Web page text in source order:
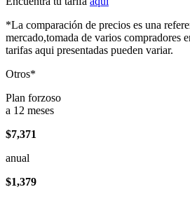
*La comparación de precios es una
mercado,tomada de varios compradores
tarifas aqui presentadas pueden variar.
Otros*
Plan forzoso
a 12 meses
$7,371
anual
$1,379